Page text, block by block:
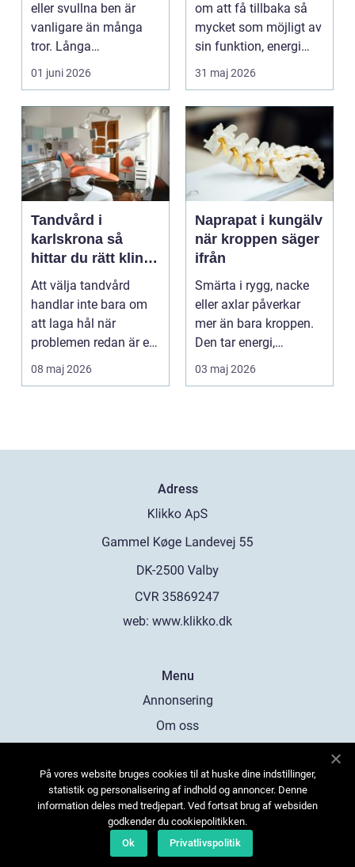
eller svullna ben är
vanligare än många
tror. Långa
arbetsdagar på hårda
golv, ...
01 juni 2026
om att få tillbaka så
mycket som möjligt av
sin funktion, energi
och trygghet...
31 maj 2026
Tandvård i
karlskrona så
hittar du rätt klinik
för långsiktig
munhälsa
Att välja tandvård
handlar inte bara om
att laga hål när
problemen redan är ett
faktum. Det handlar ...
08 maj 2026
Naprapat i kungälv
när kroppen säger
ifrån
Smärta i rygg, nacke
eller axlar påverkar
mer än bara kroppen.
Den tar energi,
koncentration och
03 maj 2026
Adress
web: www.klikko.dk
Menu
Annonsering
Om oss
Kontakta oss
Sitemap
På vores website bruges cookies til at huske dine indstillinger,
statistik og personalisering af indhold og annoncer. Denne
information deles med tredjepart. Ved fortsat brug af websiden
godkender du cookiepolitikken.
Ok
Privatlivspolitik